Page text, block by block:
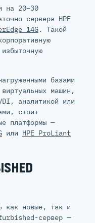
на 20–30
сервера HPE
14G. Такой
базами
машин,
аналитикой или
стоит
платформы —
или HPE ProLiant
как новые, так и
сервер —